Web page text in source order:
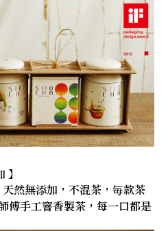
然無添加，不混茶，毎款茶
傅手工窨香製茶，每一口都是